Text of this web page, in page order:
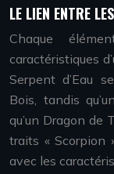
LE LIEN ENTRE
Chaque
caractéristiques
Serpent d’Eau
Bois, tandis
qu’un Dragon de
traits « Scorpion
avec les